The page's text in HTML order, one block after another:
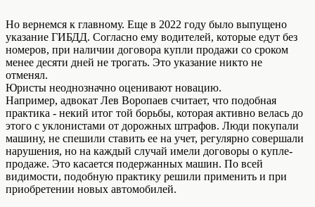
Но вернемся к главному. Еще в 2022 году было выпущено
указание ГИБДД. Согласно ему водителей, которые едут без
номеров, при наличии договора купли продажи со сроком
менее десяти дней не трогать. Это указание никто не
отменял.
Юристы неоднозначно оценивают новацию.
Например, адвокат Лев Воропаев считает, что подобная
практика - некий итог той борьбы, которая активно велась до
этого с уклонистами от дорожных штрафов. Люди покупали
машину, не спешили ставить ее на учет, регулярно совершали
нарушения, но на каждый случай имели договоры о купле-
продаже. Это касается подержанных машин. По всей
видимости, подобную практику решили применить и при
приобретении новых автомобилей.